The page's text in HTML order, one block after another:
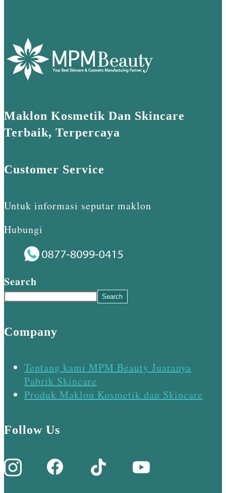
Maklon Kosmetik Dan Skincare
Terbaik, Terpercaya
Customer Service
Untuk informasi seputar maklon
Hubungi
Search
Search
Company
Tentang kami MPM Beauty Juaranya
Pabrik Skincare
Produk Maklon Kosmetik dan Skincare
Follow Us